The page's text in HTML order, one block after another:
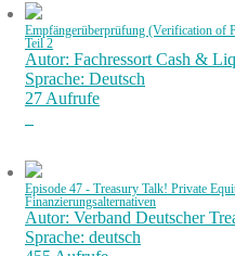
Empfängerüberprüfung (Verification of
Teil 2
Autor: Fachressort Cash &
Sprache: Deutsch
27 Aufrufe
Episode 47 - Treasury Talk! Private
Finanzierungsalternativen
Autor: Verband Deutscher
Sprache: deutsch